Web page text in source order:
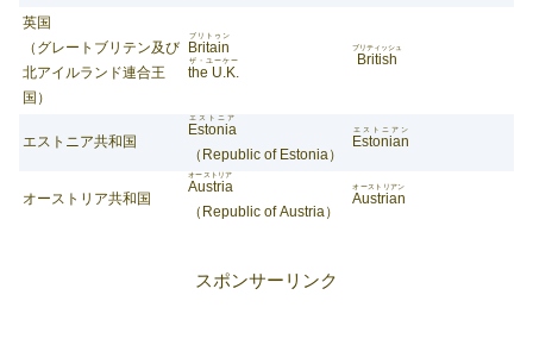
英国
（グレートブリテン及び
北アイルランド連合王
国）
Britain
ブリトゥン
the U.K.
ザ・ユーケー British
ブリティッシュ
エストニア共和国
Estonia
エストニア
（Republic of Estonia）
Estonian
エストニアン
オーストリア共和国
Austria
オーストリア
（Republic of Austria）
Austrian
オーストリアン
スポンサーリンク